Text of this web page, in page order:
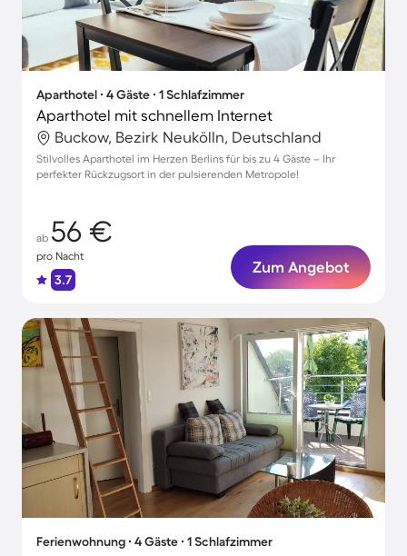
Aparthotel ∙ 4 Gäste ∙ 1 Schlafzimmer
Aparthotel mit schnellem Internet
Buckow, Bezirk Neukölln, Deutschland
Stilvolles Aparthotel im Herzen Berlins für bis zu 4 Gäste – Ihr
perfekter Rückzugsort in der pulsierenden Metropole!
ab 56 €
pro Nacht
3.7
Zum Angebot
Ferienwohnung ∙ 4 Gäste ∙ 1 Schlafzimmer